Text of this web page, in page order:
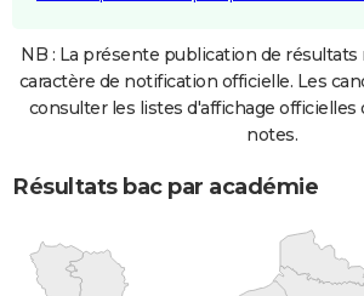
NB : La présente publication de
caractère de notification officielle. Les
consulter les listes d'affichage officielles
notes.
Résultats bac par académie